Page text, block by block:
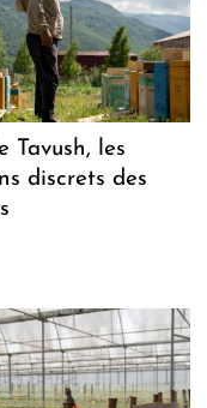
Tavush, les
discrets des